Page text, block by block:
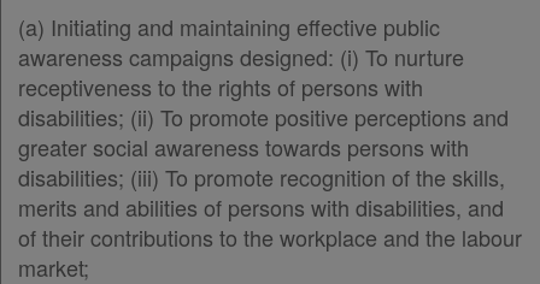
(a) Initiating and maintaining effective public
awareness campaigns designed: (i) To nurture
receptiveness to the rights of persons with
disabilities; (ii) To promote positive perceptions and
greater social awareness towards persons with
disabilities; (iii) To promote recognition of the skills,
merits and abilities of persons with disabilities, and
of their contributions to the workplace and the labour
market;